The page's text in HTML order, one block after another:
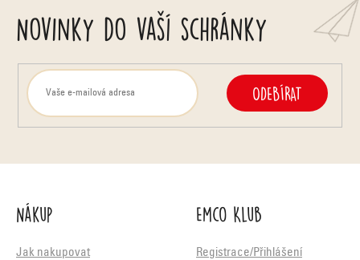
Novinky do vaší schránky
ODEBÍRAT
Nákup
Jak nakupovat
Emco Klub
Registrace/Přihlášení